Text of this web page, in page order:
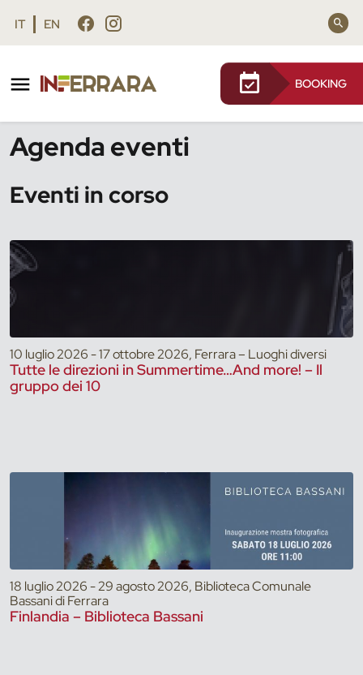
Vai al contenuto principale
Vai al footer
IT EN
BOOKING
Agenda eventi
Eventi in corso
10 luglio 2026 - 17 ottobre 2026, Ferrara – Luoghi diversi
Tutte le direzioni in Summertime…And more! – Il
gruppo dei 10
18 luglio 2026 - 29 agosto 2026, Biblioteca Comunale
Bassani di Ferrara
Finlandia – Biblioteca Bassani